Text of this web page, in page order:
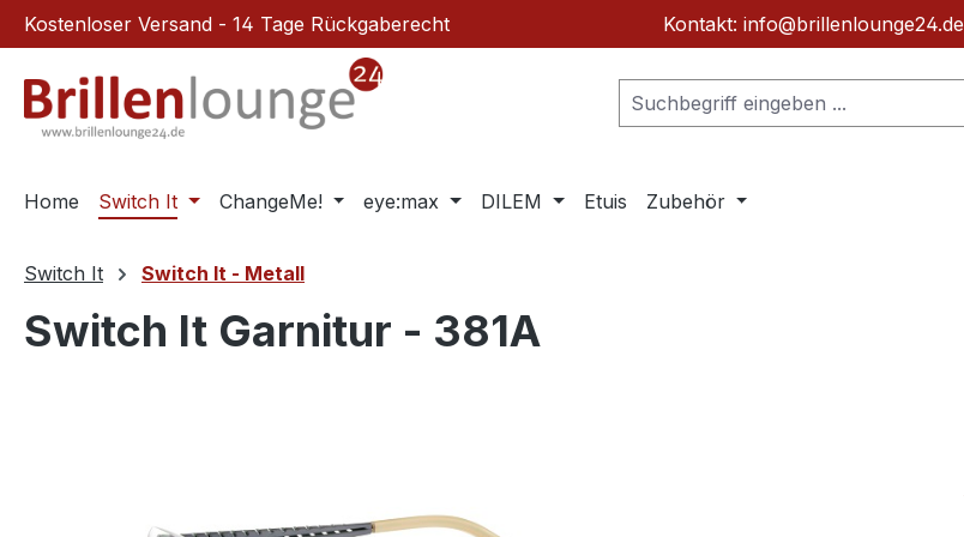
Hauptinhalt springen
Zur Suche springen
Zur Hauptnavigation springen
Kostenloser Versand - 14 Tage Rückgaberecht Kontakt: info@brillenlounge24.de
Home Switch It ChangeMe! eye:max DILEM Etuis Zubehör
Switch It Switch It - Metall
Switch It Garnitur - 381A